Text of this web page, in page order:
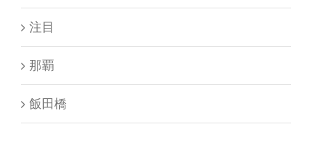
注目
那覇
飯田橋